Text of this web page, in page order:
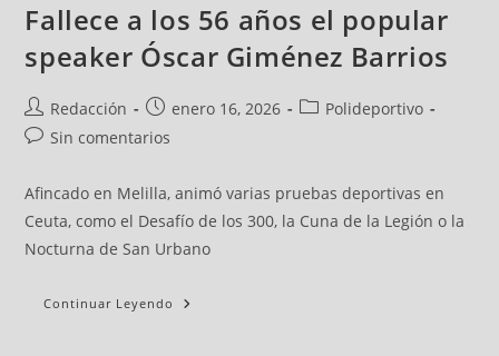
Fallece a los 56 años el popular
speaker Óscar Giménez Barrios
Redacción enero 16, 2026
Polideportivo
Sin comentarios
Afincado en Melilla, animó varias pruebas deportivas en
Ceuta, como el Desafío de los 300, la Cuna de la Legión o la
Nocturna de San Urbano
Continuar Leyendo